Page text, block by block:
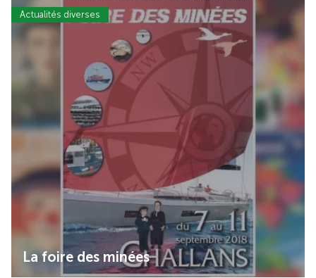
Actualités diverses
La foire des minées